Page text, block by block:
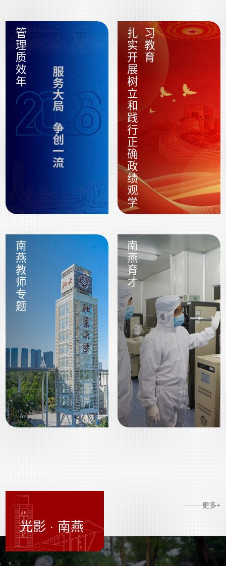
管理质效年 扎
实
开
展
树
立
和
践
行
正
确
政
绩
观
学
习
教育
南燕教师专题 南燕育才
光影 · 南燕
更多+